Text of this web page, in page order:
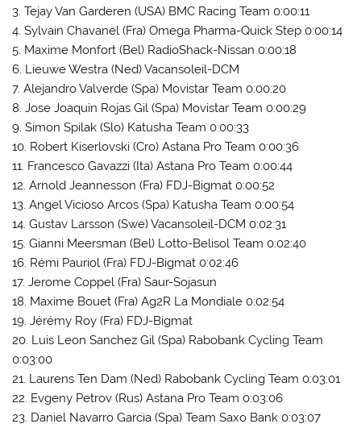
3. Tejay Van Garderen (USA) BMC Racing Team 0:00:11
4. Sylvain Chavanel (Fra) Omega Pharma-Quick Step 0:00:14
5. Maxime Monfort (Bel) RadioShack-Nissan 0:00:18
6. Lieuwe Westra (Ned) Vacansoleil-DCM
7. Alejandro Valverde (Spa) Movistar Team 0:00:20
8. Jose Joaquin Rojas Gil (Spa) Movistar Team 0:00:29
9. Simon Spilak (Slo) Katusha Team 0:00:33
10. Robert Kiserlovski (Cro) Astana Pro Team 0:00:36
11. Francesco Gavazzi (Ita) Astana Pro Team 0:00:44
12. Arnold Jeannesson (Fra) FDJ-Bigmat 0:00:52
13. Angel Vicioso Arcos (Spa) Katusha Team 0:00:54
14. Gustav Larsson (Swe) Vacansoleil-DCM 0:02:31
15. Gianni Meersman (Bel) Lotto-Belisol Team 0:02:40
16. Rémi Pauriol (Fra) FDJ-Bigmat 0:02:46
17. Jerome Coppel (Fra) Saur-Sojasun
18. Maxime Bouet (Fra) Ag2R La Mondiale 0:02:54
19. Jérémy Roy (Fra) FDJ-Bigmat
20. Luis Leon Sanchez Gil (Spa) Rabobank Cycling Team
0:03:00
21. Laurens Ten Dam (Ned) Rabobank Cycling Team 0:03:01
22. Evgeny Petrov (Rus) Astana Pro Team 0:03:06
23. Daniel Navarro Garcia (Spa) Team Saxo Bank 0:03:07